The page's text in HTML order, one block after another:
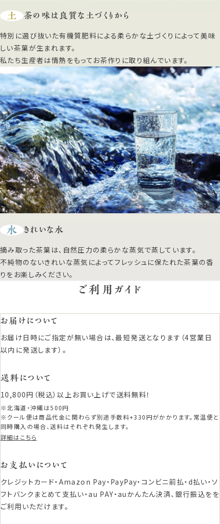
土 茶の味は良質な土づくりから
特別に選び抜いた有機質肥料による柔らかな土づくりによって美味
しい茶葉が生まれます。
私たち生産者は情熱をもってお茶作りに取り組んでいます。
水 きれいな水
摘み取った茶葉は、自然圧力の柔らかな蒸気で蒸しています。
不純物のないきれいな蒸気によってフレッシュに保たれた茶葉の香
りをお楽しみください。
ご利用ガイド
お届けについて
お届け日時にご指定が無い場合は、最短発送となります（4営業日
以内に発送します）。
送料について
10,800円（税込）以上お買い上げで送料無料！
※北海道・沖縄は500円
※クール便は商品代金に関わらず別途手数料+330円がかかります。常温便と
同時購入の場合、送料はそれぞれ発生します。
詳細はこちら
お支払いについて
クレジットカード・Amazon Pay・PayPay・コンビニ前払・d払い・ソ
フトバンクまとめて支払い・au PAY・auかんたん決済、銀行振込をを
ご利用いただけます。